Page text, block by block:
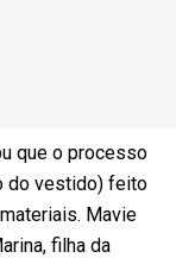
que o processo
do vestido) feito
Mavie
filha da